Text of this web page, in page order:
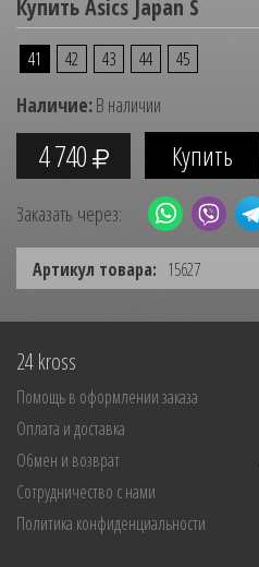
Купить Asics Japan S
41 42 43 44 45
Наличие:В наличии
4 740
Заказать через:
Артикул товара: 15627
24 kross
Помощь в оформлении заказа
Оплата и доставка
Обмен и возврат
Сотрудничество с нами
Политика конфиденциальности